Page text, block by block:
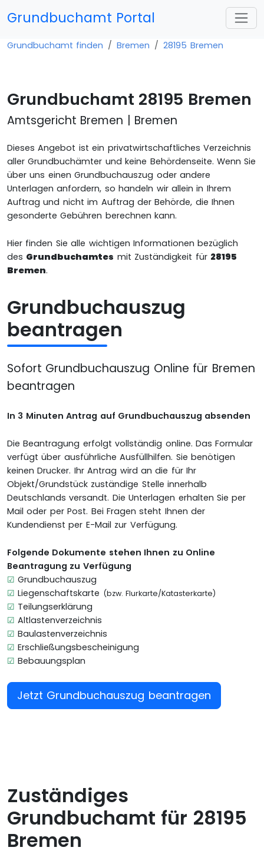
Grundbuchamt Portal
Grundbuchamt finden Bremen 28195 Bremen
Grundbuchamt 28195 Bremen
Amtsgericht Bremen | Bremen
Dieses Angebot ist ein privatwirtschaftliches Verzeichnis
aller Grundbuchämter und keine Behördenseite. Wenn Sie
über uns einen Grundbuchauszug oder andere
Unterlagen anfordern, so handeln wir allein in Ihrem
Auftrag und nicht im Auftrag der Behörde, die Ihnen
gesonderte Gebühren berechnen kann.
Hier finden Sie alle wichtigen Informationen bezüglich
des Grundbuchamtes mit Zuständigkeit für 28195
Bremen.
Grundbuchauszug
beantragen
Sofort Grundbuchauszug Online für Bremen
beantragen
In 3 Minuten Antrag auf Grundbuchauszug absenden
Die Beantragung erfolgt vollständig online. Das Formular
verfügt über ausführliche Ausfüllhilfen. Sie benötigen
keinen Drucker. Ihr Antrag wird an die für Ihr
Objekt/Grundstück zuständige Stelle innerhalb
Deutschlands versandt. Die Unterlagen erhalten Sie per
Mail oder per Post. Bei Fragen steht Ihnen der
Kundendienst per E-Mail zur Verfügung.
Folgende Dokumente stehen Ihnen zu Online
Beantragung zu Verfügung
☑Grundbuchauszug
☑Liegenschaftskarte (bzw. Flurkarte/Katasterkarte)
☑ Teilungserklärung
☑Altlastenverzeichnis
☑Baulastenverzeichnis
☑Erschließungsbescheinigung
☑Bebauungsplan
Jetzt Grundbuchauszug beantragen
Zuständiges
Grundbuchamt für 28195
Bremen